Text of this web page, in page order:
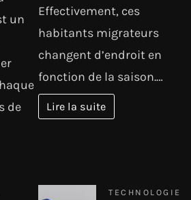
un
de
Effectivement, ces
habitants migrateurs
changent d’endroit en
fonction de la saison.…
Lire la suite
TECHNOLOGIE